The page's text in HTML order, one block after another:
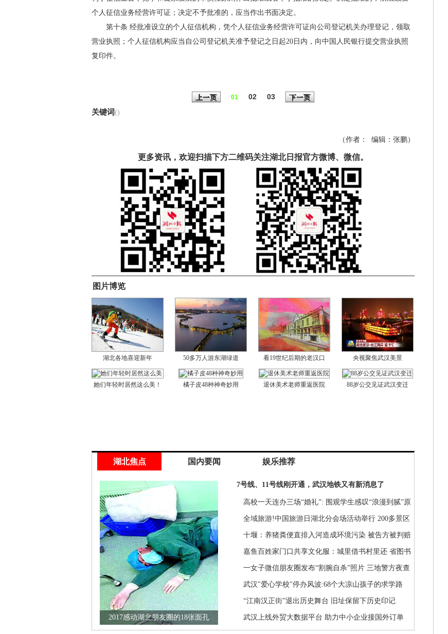
个人征信业务经营许可证；决定不予批准的，应当作出书面决定。
第十条 经批准设立的个人征信机构，凭个人征信业务经营许可证向公司登记机关办理登记，领取
营业执照；个人征信机构应当自公司登记机关准予登记之日起20日内，向中国人民银行提交营业执照
复印件。
上一页 01 02 03
下一页
关键词()
（作者： 编辑： 张鹏）
更多资讯，欢迎扫描下方二维码关注湖北日报官方微博、微信。
图片博览
湖北各地喜迎新年 50多万人游东湖绿道 看19世纪后期的老汉口 央视聚焦武汉美景
她们年轻时居然这么美！ 橘子皮48种神奇妙用 退休美术老师重返医院 88岁公交见证武汉变迁
湖北焦点 国内要闻 娱乐推荐
2017感动湖北朋友圈的18张面孔
7号线、11号线刚开通，武汉地铁又有新消息了
高校一天连办三场“婚礼”: 围观学生感叹“浪漫到腻”原
来是因为…
全域旅游!中国旅游日湖北分会场活动举行 200多景区
推优惠政策
十堰：养猪粪便直排入河造成环境污染 被告方被判赔
偿40余万元
嘉鱼百姓家门口共享文化服：城里借书村里还 省图书
馆讲座家里看
一女子微信朋友圈发布“割腕自杀”照片 三地警方夜查
发现竟是闹剧
武汉"爱心学校"停办风波:68个大凉山孩子的求学路
“江南汉正街”退出历史舞台 旧址保留下历史印记
武汉上线外贸大数据平台 助力中小企业接国外订单